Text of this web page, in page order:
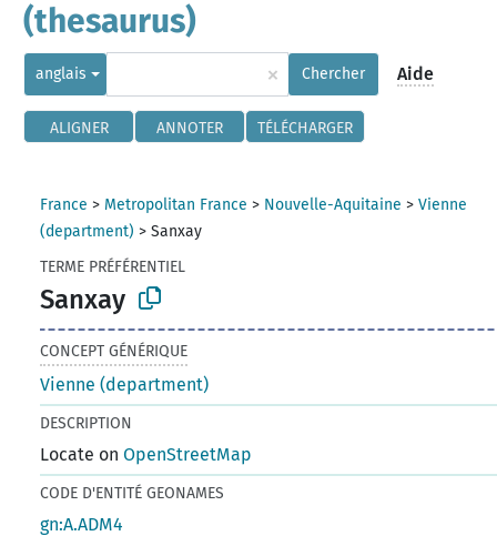
(thesaurus)
anglais × Chercher Aide
ALIGNER ANNOTER TÉLÉCHARGER
France > Metropolitan France > Nouvelle-Aquitaine >Vienne
(department) >Sanxay
TERME PRÉFÉRENTIEL
Sanxay
CONCEPT GÉNÉRIQUE
Vienne (department)
DESCRIPTION
Locate onOpenStreetMap
CODE D'ENTITÉ GEONAMES
gn:A.ADM4